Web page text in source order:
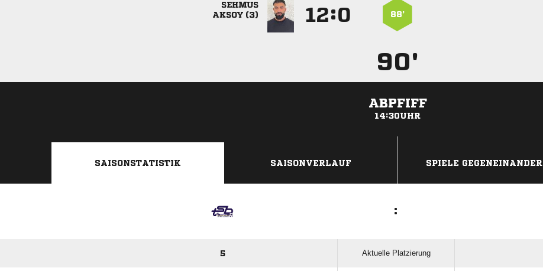

 
: 88’
90'
ABPFIFF
14:30UHR
SAISONSTATISTIK SAISONVERLAUF SPIELE GEGENEINANDER
:
5 Aktuelle Platzierung